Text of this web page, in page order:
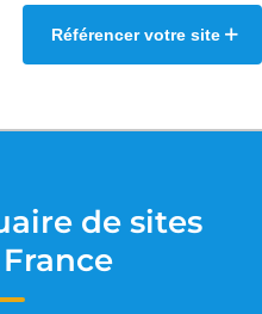
Référencer votre site
de sites